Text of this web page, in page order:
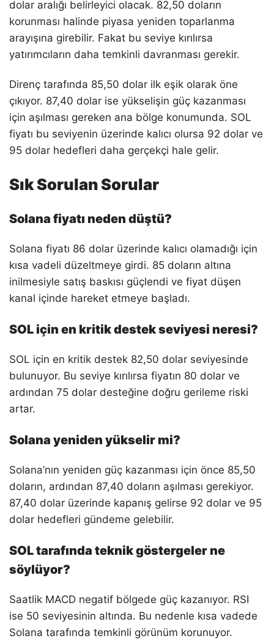
dolar aralığı belirleyici olacak. 82,50 doların
korunması halinde piyasa yeniden toparlanma
arayışına girebilir. Fakat bu seviye kırılırsa
yatırımcıların daha temkinli davranması gerekir.
Direnç tarafında 85,50 dolar ilk eşik olarak öne
çıkıyor. 87,40 dolar ise yükselişin güç kazanması
için aşılması gereken ana bölge konumunda. SOL
fiyatı bu seviyenin üzerinde kalıcı olursa 92 dolar ve
95 dolar hedefleri daha gerçekçi hale gelir.
Sık Sorulan Sorular
Solana fiyatı neden düştü?
Solana fiyatı 86 dolar üzerinde kalıcı olamadığı için
kısa vadeli düzeltmeye girdi. 85 doların altına
inilmesiyle satış baskısı güçlendi ve fiyat düşen
kanal içinde hareket etmeye başladı.
SOL için en kritik destek seviyesi neresi?
SOL için en kritik destek 82,50 dolar seviyesinde
bulunuyor. Bu seviye kırılırsa fiyatın 80 dolar ve
ardından 75 dolar desteğine doğru gerileme riski
artar.
Solana yeniden yükselir mi?
Solana’nın yeniden güç kazanması için önce 85,50
doların, ardından 87,40 doların aşılması gerekiyor.
87,40 dolar üzerinde kapanış gelirse 92 dolar ve 95
dolar hedefleri gündeme gelebilir.
SOL tarafında teknik göstergeler ne
söylüyor?
Saatlik MACD negatif bölgede güç kazanıyor. RSI
ise 50 seviyesinin altında. Bu nedenle kısa vadede
Solana tarafında temkinli görünüm korunuyor.